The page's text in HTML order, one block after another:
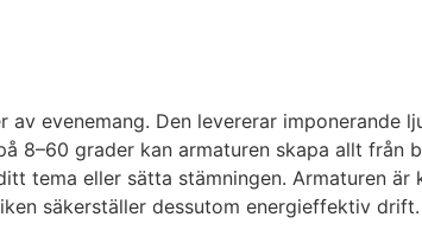
evenemang. Den levererar
8–60 grader kan armaturen skapa allt från
tema eller sätta stämningen. Armaturen
säkerställer dessutom energieffektiv drift.